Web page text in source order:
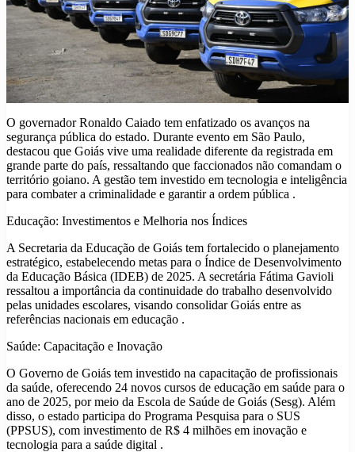
O governador Ronaldo Caiado tem enfatizado os avanços na
segurança pública do estado. Durante evento em São Paulo,
destacou que Goiás vive uma realidade diferente da registrada em
grande parte do país, ressaltando que faccionados não comandam o
território goiano. A gestão tem investido em tecnologia e inteligência
para combater a criminalidade e garantir a ordem pública .​
Educação: Investimentos e Melhoria nos Índices
A Secretaria da Educação de Goiás tem fortalecido o planejamento
estratégico, estabelecendo metas para o Índice de Desenvolvimento
da Educação Básica (IDEB) de 2025. A secretária Fátima Gavioli
ressaltou a importância da continuidade do trabalho desenvolvido
pelas unidades escolares, visando consolidar Goiás entre as
referências nacionais em educação .​
Saúde: Capacitação e Inovação
O Governo de Goiás tem investido na capacitação de profissionais
da saúde, oferecendo 24 novos cursos de educação em saúde para o
ano de 2025, por meio da Escola de Saúde de Goiás (Sesg). Além
disso, o estado participa do Programa Pesquisa para o SUS
(PPSUS), com investimento de R$ 4 milhões em inovação e
tecnologia para a saúde digital .​